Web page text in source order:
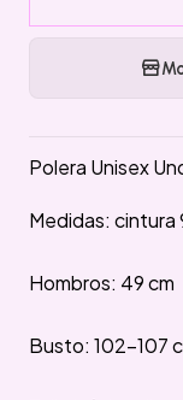
Polera Unisex
Medidas: cintura
Hombros: 49 cm
Busto: 102-107